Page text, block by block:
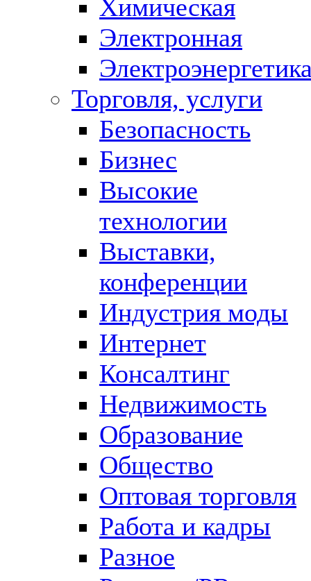
Химическая
Электронная
Торговля, услуги
Безопасность
Бизнес
Высокие
технологии
Выставки,
конференции
Индустрия моды
Интернет
Консалтинг
Недвижимость
Образование
Общество
Оптовая торговля
Работа и кадры
Разное